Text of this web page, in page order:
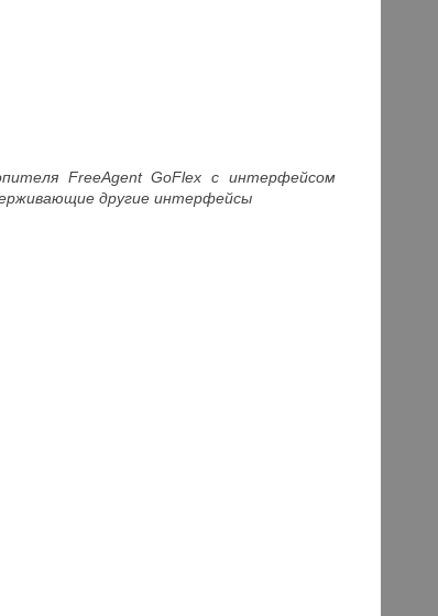
FreeAgent GoFlex с интерфейсом
другие интерфейсы